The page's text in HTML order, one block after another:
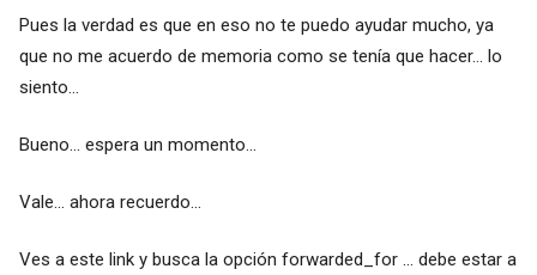
Pues la verdad es que en eso no te puedo ayudar mucho, ya
que no me acuerdo de memoria como se tenía que hacer... lo
siento...
Bueno... espera un momento...
Vale... ahora recuerdo...
Ves a este link y busca la opción forwarded_for ... debe estar a